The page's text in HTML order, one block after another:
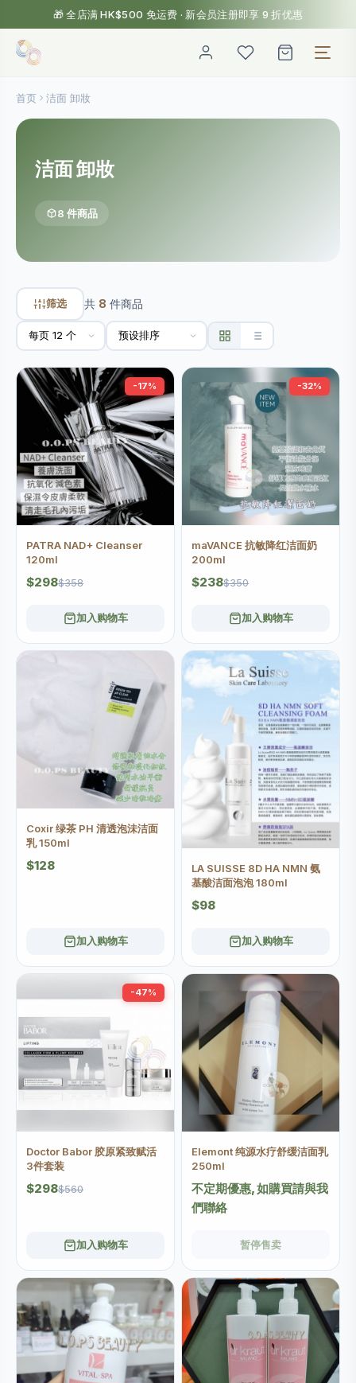
🎁 全店满 HK$500 免运费 · 新会员注册即享 9 折优惠
首页 洁面 卸妝
洁面 卸妝
8 件商品
筛选 共 8 件商品
-17%
PATRA NAD+ Cleanser
120ml
$298$358
加入购物车
-32%
maVANCE 抗敏降红洁面奶
200ml
$238$350
加入购物车
Coxir 绿茶 PH 清透泡沬洁面
乳 150ml
$128
加入购物车
LA SUISSE 8D HA NMN 氨
基酸洁面泡泡 180ml
$98
加入购物车
-47%
Doctor Babor 胶原紧致赋活
3件套装
$298$560
加入购物车
Elemont 纯源水疗舒缓洁面乳
250ml
不定期優惠, 如購買請與我
們聯絡
暂停售卖